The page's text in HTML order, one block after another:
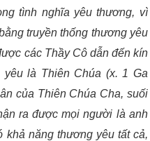
tình nghĩa yêu thương, vì
truyền thống thương yêu
các Thầy Cô dẫn đến kín
là Thiên Chúa (x. 1 Ga
của Thiên Chúa Cha, suối
ra được mọi người là anh
khả năng thương yêu tất cả,